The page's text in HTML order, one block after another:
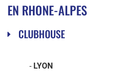
EN RHONE-ALPES
CLUBHOUSE
- LYON